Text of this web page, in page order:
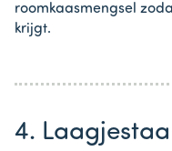
roomkaasmengsel
krijgt.
4.